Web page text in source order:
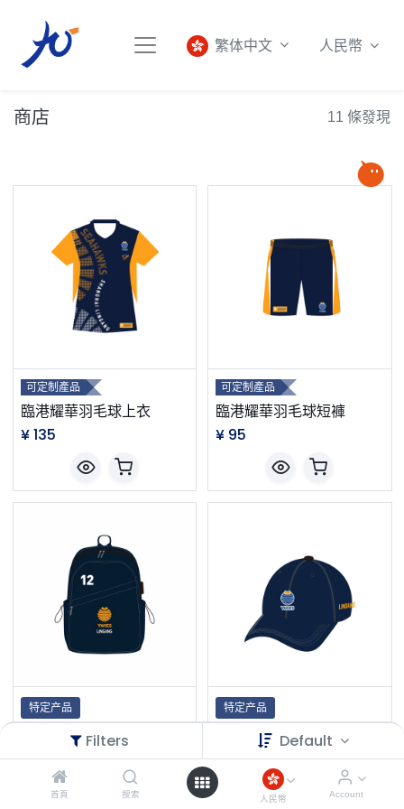
Filters Default
首頁 搜索 人民幣 Account
繁体中文 人民幣
商店 11 條發現
可定制產品
臨港耀華羽毛球上衣
¥135
可定制產品
臨港耀華羽毛球短褲
¥ 95
特定产品
临港耀华双肩包
¥235
特定产品
临港耀华棒球帽
¥90